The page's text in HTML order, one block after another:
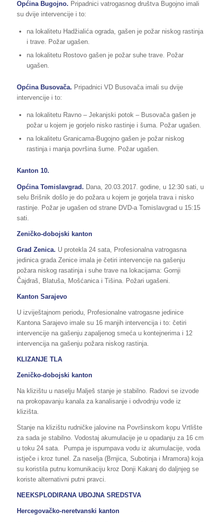
Općina Bugojno. Pripadnici vatrogasnog društva Bugojno imali
su dvije intervencije i to:
na lokalitetu Hadžialića ograda, gašen je požar niskog rastinja
i trave. Požar ugašen.
na lokalitetu Rostovo gašen je požar suhe trave. Požar
ugašen.
Općina Busovača. Pripadnici VD Busovača imali su dvije
intervencije i to:
na lokalitetu Ravno – Jekanjski potok – Busovača gašen je
požar u kojem je gorjelo nisko rastinje i šuma. Požar ugašen.
na lokalitetu Granicama-Bugojno gašen je požar niskog
rastinja i manja površina šume. Požar ugašen.
Kanton 10.
Općina Tomislavgrad. Dana, 20.03.2017. godine, u 12:30 sati, u
selu Brišnik došlo je do požara u kojem je gorjela trava i nisko
rastinje. Požar je ugašen od strane DVD-a Tomislavgrad u 15:15
sati.
Zeničko-dobojski kanton
Grad Zenica. U protekla 24 sata, Profesionalna vatrogasna
jedinica grada Zenice imala je četiri intervencije na gašenju
požara niskog rasatinja i suhe trave na lokacijama: Gornji
Čajdraš, Blatuša, Mošćanica i Tišina. Požari ugašeni.
Kanton Sarajevo
U izviještajnom periodu, Profesionalne vatrogasne jedinice
Kantona Sarajevo imale su 16 manjih intervencija i to: četiri
intervencije na gašenju zapaljenog smeća u kontejnerima i 12
intervencija na gašenju požara niskog rastinja.
KLIZANJE TLA
Zeničko-dobojski kanton
Na klizištu u naselju Malješ stanje je stabilno. Radovi se izvode
na prokopavanju kanala za kanalisanje i odvodnju vode iz
klizišta.
Stanje na klizištu rudničke jalovine na Površinskom kopu Vrtlište
za sada je stabilno. Vodostaj akumulacije je u opadanju za 16 cm
u toku 24 sata. Pumpa je ispumpava vodu iz akumulacije, voda
istječe i kroz tunel. Za naselja (Brnjica, Subotinja i Mramora) koja
su koristila putnu komunikaciju kroz Donji Kakanj do daljnjeg se
koriste alternativni putni pravci.
NEEKSPLODIRANA UBOJNA SREDSTVA
Hercegovačko-neretvanski kanton